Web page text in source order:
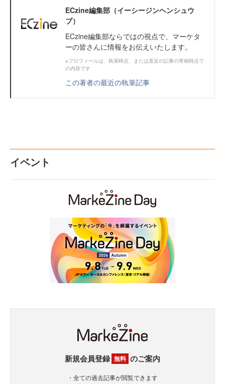
ECzine編集部（イーシージンヘンシュウ
ブ）
ECzine編集部ならではの視点で、マーケタ
ーの皆さんに情報をお伝えいたします。
※プロフィールは、執筆時点、または直近の記事の寄稿時点で
の内容です
この著者の最近の執筆記事
イベント
新規会員登録 無料 のご案内
・全ての過去記事が閲覧できます